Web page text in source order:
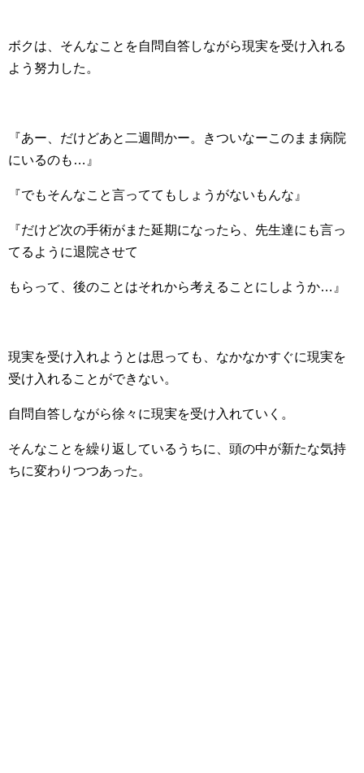
ボクは、そんなことを自問自答しながら現実を受け入れる
よう努力した。
『あー、だけどあと二週間かー。きついなーこのまま病院
にいるのも…』
『でもそんなこと言っててもしょうがないもんな』
『だけど次の手術がまた延期になったら、先生達にも言っ
てるように退院させて
もらって、後のことはそれから考えることにしようか…』
現実を受け入れようとは思っても、なかなかすぐに現実を
受け入れることができない。
自問自答しながら徐々に現実を受け入れていく。
そんなことを繰り返しているうちに、頭の中が新たな気持
ちに変わりつつあった。